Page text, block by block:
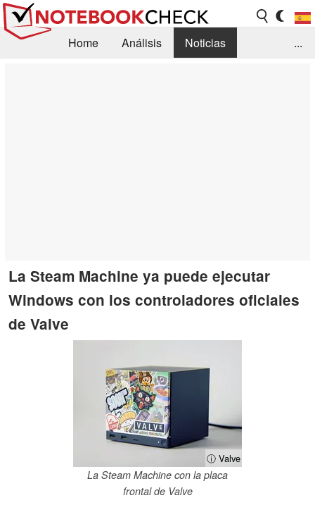
Home Análisis
Noticias
...
La Steam Machine ya puede ejecutar
Windows con los controladores oficiales
de Valve
ⓘ Valve
La Steam Machine con la placa
frontal de Valve